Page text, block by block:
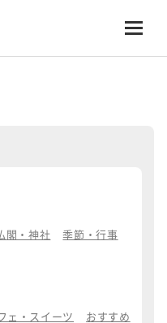
閣・神社 季節・行事
ェ・スイーツ おすすめ